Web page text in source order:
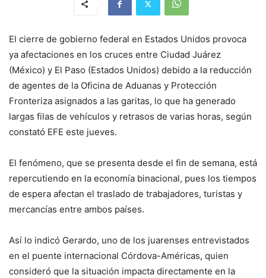
El cierre de gobierno federal en Estados Unidos provoca
ya afectaciones en los cruces entre Ciudad Juárez
(México) y El Paso (Estados Unidos) debido a la reducción
de agentes de la Oficina de Aduanas y Protección
Fronteriza asignados a las garitas, lo que ha generado
largas filas de vehículos y retrasos de varias horas, según
constató EFE este jueves.
El fenómeno, que se presenta desde el fin de semana, está
repercutiendo en la economía binacional, pues los tiempos
de espera afectan el traslado de trabajadores, turistas y
mercancías entre ambos países.
Así lo indicó Gerardo, uno de los juarenses entrevistados
en el puente internacional Córdova-Américas, quien
consideró que la situación impacta directamente en la